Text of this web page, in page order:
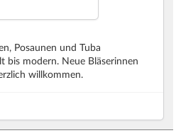
Posaunen und Tuba
bis modern. Neue Bläserinnen
willkommen.